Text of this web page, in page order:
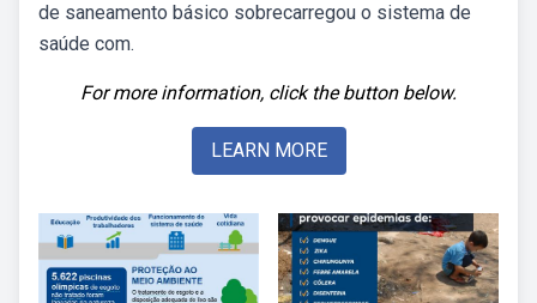
de saneamento básico sobrecarregou o sistema de
saúde com.
For more information, click the button below.
LEARN MORE